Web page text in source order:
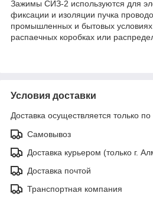
Зажимы СИЗ-2 используются для
фиксации и изоляции пучка
промышленных и бытовых
распаечных коробках или
Условия доставки
Доставка осуществляется только по
Самовывоз
Доставка курьером (только г.
Доставка почтой
Транспортная компания